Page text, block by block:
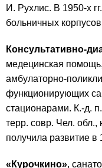
И. Рухлис. В 1950-х
больничных
Консультативно-
медецинская
амбулаторно-
функционирующих
стационарами. К.-д.
терр. совр. Чел. обл.,
получила развитие в
«Курочкино»,